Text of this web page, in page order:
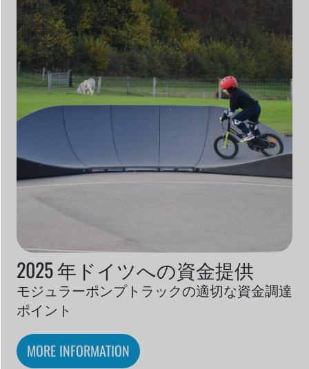
2025 年ドイツへの資金提供
モジュラーポンプトラックの適切な資金調達
ポイント
MORE INFORMATION